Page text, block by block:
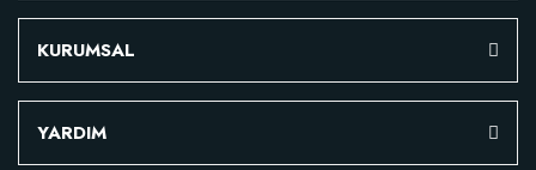
Özel Karışım Fidan Tutma Yüzdesini Arttıran Organik Dikim Gübresi (10
KURUMSAL
YARDIM